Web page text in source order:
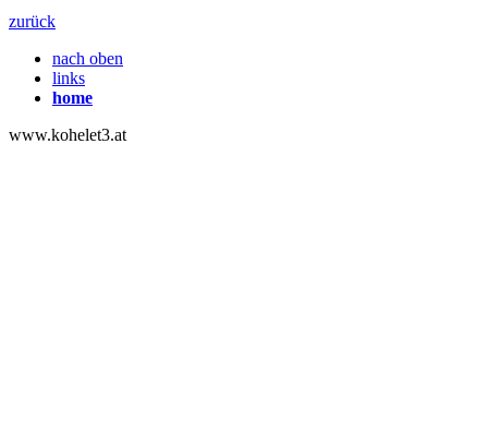
zurück
nach oben
links
home
www.kohelet3.at